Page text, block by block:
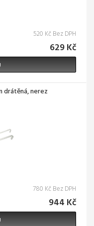
520 Kč Bez DPH
629 Kč
drátěná, nerez
780 Kč Bez DPH
944 Kč